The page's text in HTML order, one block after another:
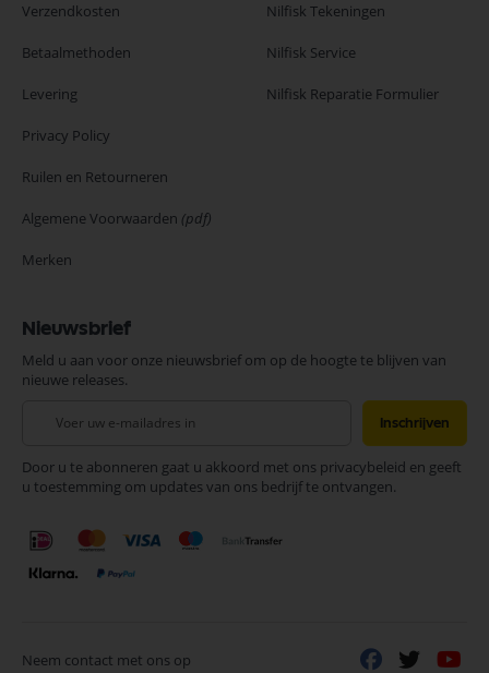
Verzendkosten
Betaalmethoden
Levering
Privacy Policy
Ruilen en Retourneren
Algemene Voorwaarden (pdf)
Merken
Nilfisk Tekeningen
Nilfisk Service
Nilfisk Reparatie Formulier
Nieuwsbrief
Meld u aan voor onze nieuwsbrief om op de hoogte te blijven van
nieuwe releases.
onze
nieuwsbrief
Inschrijven
Door u te abonneren gaat u akkoord met ons privacybeleid en geeft
u toestemming om updates van ons bedrijf te ontvangen.
Neem contact met ons op